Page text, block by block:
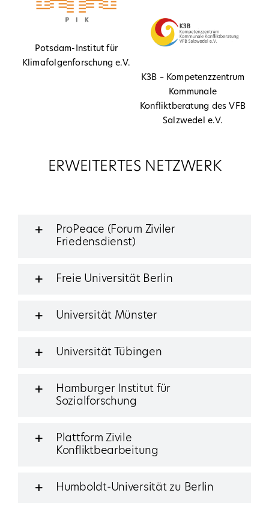
Potsdam-Institut für
Klimafolgenforschung e.V.
K3B – Kompetenzzentrum
Kommunale
Konfliktberatung des VFB
Salzwedel e.V.
ERWEITERTES NETZWERK
ProPeace (Forum Ziviler
Friedensdienst)
Freie Universität Berlin
Universität Münster
Universität Tübingen
Hamburger Institut für
Sozialforschung
Plattform Zivile
Konfliktbearbeitung
Humboldt-Universität zu Berlin